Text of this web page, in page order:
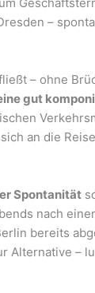
–
– ohne
gut
an die
Spontanität
nach
bereits
Alternative –